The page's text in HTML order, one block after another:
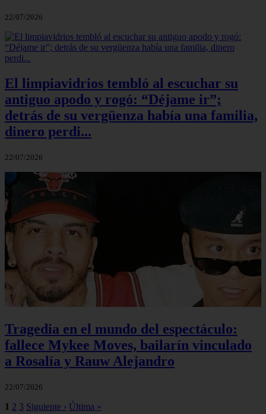
22/07/2026
El limpiavidrios tembló al escuchar su
antiguo apodo y rogó: “Déjame ir”;
detrás de su vergüenza había una familia,
dinero perdi...
22/07/2026
Tragedia en el mundo del espectáculo:
fallece Mykee Moves, bailarín vinculado
a Rosalía y Rauw Alejandro
22/07/2026
1 2 3 Siguiente › Última »